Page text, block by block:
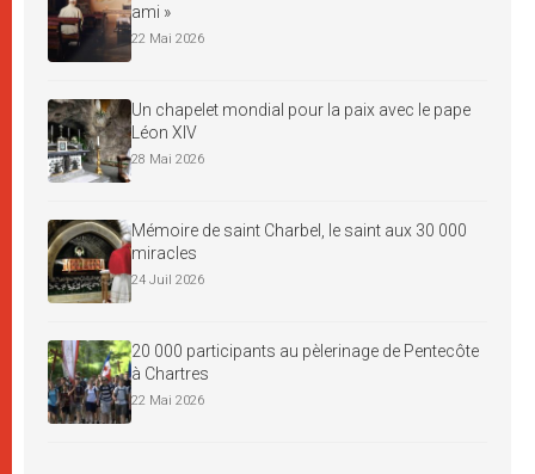
ami »
22 Mai 2026
Un chapelet mondial pour la paix avec le pape
Léon XIV
28 Mai 2026
Mémoire de saint Charbel, le saint aux 30 000
miracles
24 Juil 2026
20 000 participants au pèlerinage de Pentecôte
à Chartres
22 Mai 2026